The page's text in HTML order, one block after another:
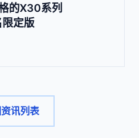
的X30系列
定版
讯列表